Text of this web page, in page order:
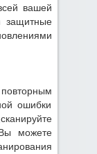
вашей
защитные
ошибки
можете